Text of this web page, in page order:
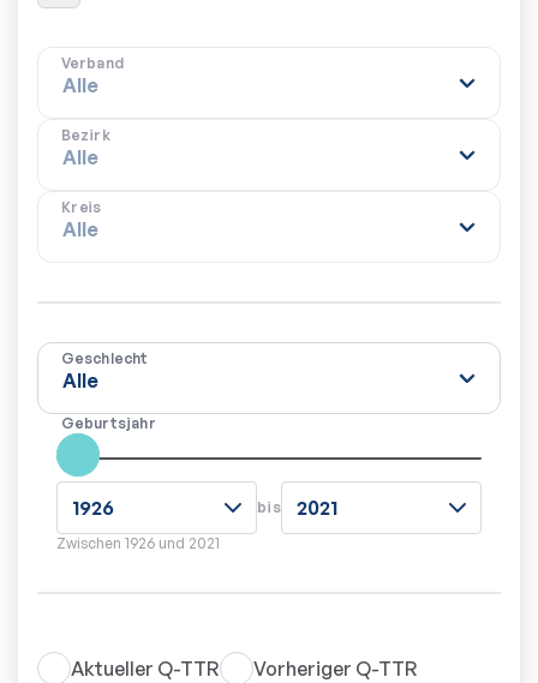
Verband
Bezirk
Kreis
Geschlecht
Geburtsjahr
bis
Zwischen 1926 und 2021
Aktueller Q-TTR Vorheriger Q-TTR